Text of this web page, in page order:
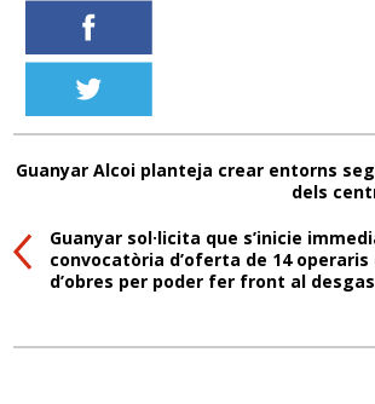
Guanyar Alcoi planteja crear entorns
dels
Guanyar sol·licita que s’inicie
convocatòria d’oferta de 14
d’obres per poder fer front al